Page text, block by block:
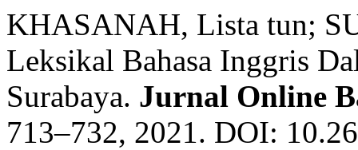
KHASANAH, Lista tun;
Leksikal Bahasa Inggris
Surabaya. Jurnal Online
713–732, 2021. DOI: